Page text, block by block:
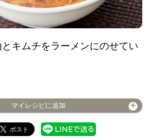
キムチをラーメンにのせてい
マイレシピに追加